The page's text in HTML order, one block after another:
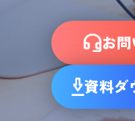
お
資料ダ